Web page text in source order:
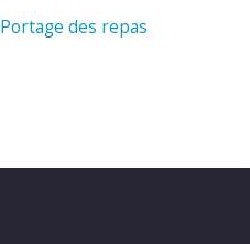
Portage des repas